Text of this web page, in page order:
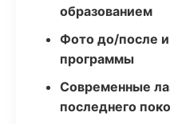
образованием
Фото до/после
программы
Современные
последнего